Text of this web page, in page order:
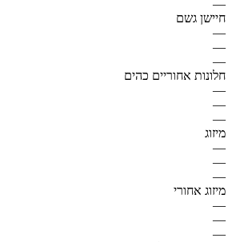
—
חיישן גשם
—
—
—
חלונות אחוריים כהים
—
—
—
מיזוג
—
—
—
מיזוג אחורי
—
—
—